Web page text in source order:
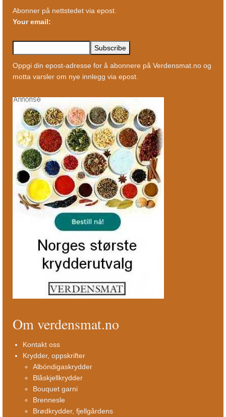
Abonner på nettstedet via epost.
Your email:
Oppgi din epost-adresse for å abonnere på Verdensmat.no og
motta varsler om nye innlegg via epost.
Om verdensmat.no
Kontakt oss
Krydder, oppskrifter
Albóndigaskrydder
Blåskjellkrydder
Bouquet garni
Brennesle
Brødkrydder, fjellgårdens